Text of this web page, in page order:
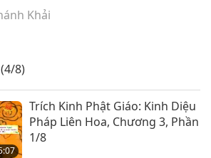
Khải
(4/8)
Trích Kinh Phật Giáo: Kinh Diệu
Pháp Liên Hoa, Chương 3, Phần
1/8